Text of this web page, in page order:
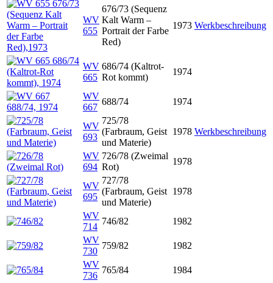
WV
655
676/73 (Sequenz
Kalt Warm –
Portrait der Farbe
Red)
1973 Werkbeschreibung
WV
665
686/74 (Kaltrot-
Rot kommt)
1974
WV
667
688/74 1974
WV
693
725/78
(Farbraum, Geist
und Materie)
1978 Werkbeschreibung
WV
694
726/78 (Zweimal
Rot)
1978
WV
695
727/78
(Farbraum, Geist
und Materie)
1978
WV
714
746/82
1982
WV
730
759/82
1982
WV
736
765/84 1984